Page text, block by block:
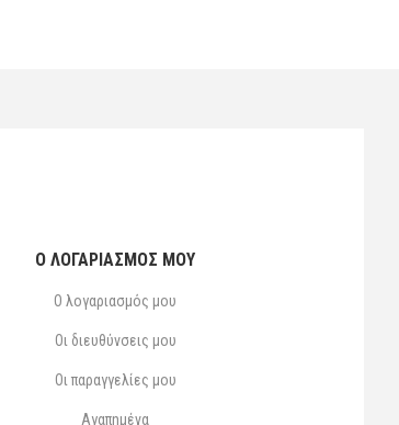
Ο ΛΟΓΑΡΙΑΣΜΌΣ ΜΟΥ
Ο λογαριασμός μου
Οι διευθύνσεις μου
Οι παραγγελίες μου
Αγαπημένα